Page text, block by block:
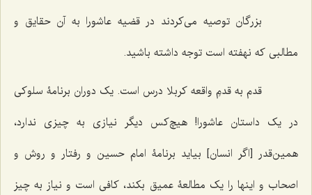
بزرگان توصیه می‌کردند در قضیه عاشورا به آن حقایق و
مطالبی که نهفته است توجه داشته باشید.
قدم به قدمِ واقعه کربلا درس است. یک دوران برنامۀ سلوکی
در یک داستان عاشورا! هیچ‌کس دیگر نیازی به چیزی ندارد،
همین‌قدر [اگر انسان] بیاید برنامۀ امام حسین و رفتار و روش و
اصحاب و اینها را یک مطالعۀ عمیق بکند، کافی است و نیاز به چیز